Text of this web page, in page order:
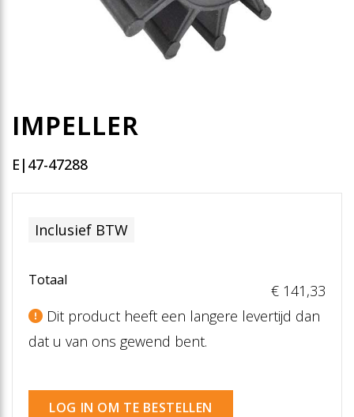
IMPELLER
E|47-47288
Inclusief BTW
Totaal
€ 141 ,33
Dit product heeft een langere levertijd dan
dat u van ons gewend bent.
LOG IN OM TE BESTELLEN